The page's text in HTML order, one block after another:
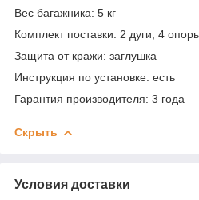
Вес багажника: 5 кг
Комплект поставки: 2 дуги, 4
Защита от кражи: заглушка
Инструкция по установке: есть
Гарантия производителя: 3 года
Скрыть
Условия доставки